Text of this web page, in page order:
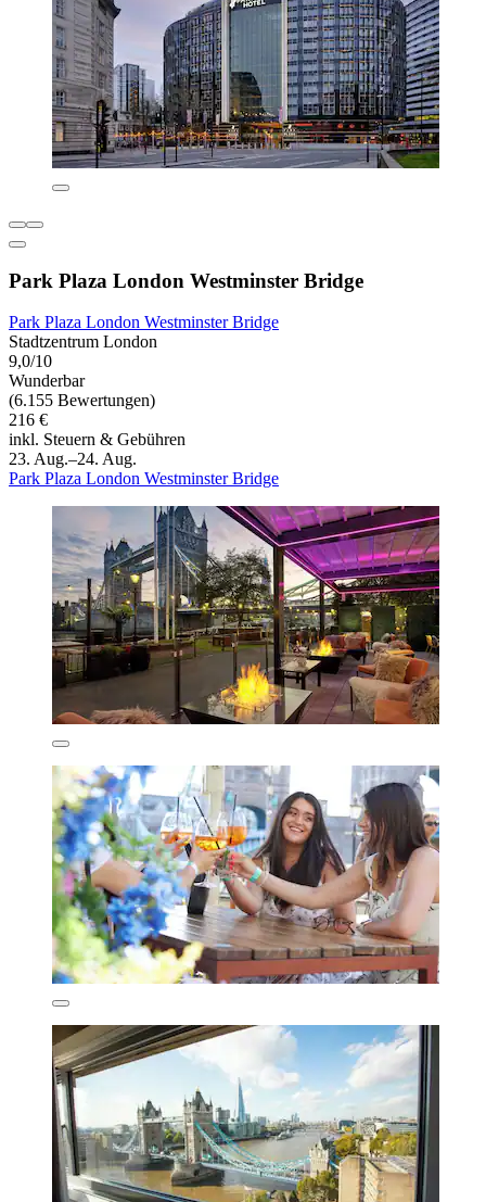
Park Plaza London Westminster Bridge
Park Plaza London Westminster Bridge
Stadtzentrum London
9,0/10
Wunderbar
(6.155 Bewertungen)
216 €
inkl. Steuern & Gebühren
23. Aug.–24. Aug.
Park Plaza London Westminster Bridge